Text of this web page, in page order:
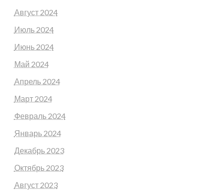
Август 2024
Июль 2024
Июнь 2024
Май 2024
Апрель 2024
Март 2024
Февраль 2024
Январь 2024
Декабрь 2023
Октябрь 2023
Август 2023